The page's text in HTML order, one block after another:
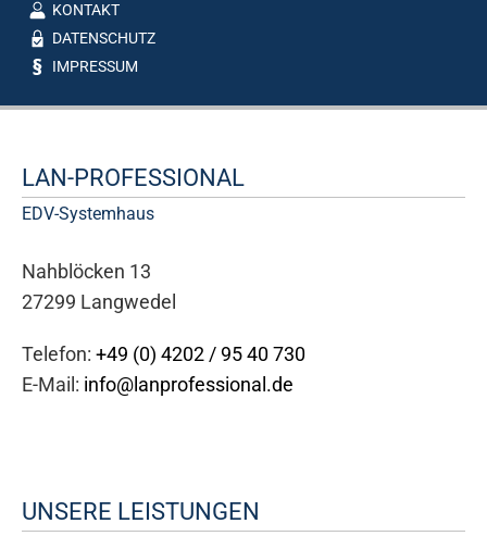
KONTAKT
DATENSCHUTZ
IMPRESSUM
LAN-PROFESSIONAL
EDV-Systemhaus
Nahblöcken 13
27299 Langwedel
Telefon: +49 (0) 4202 / 95 40 730
E-Mail: info@lanprofessional.de
UNSERE LEISTUNGEN